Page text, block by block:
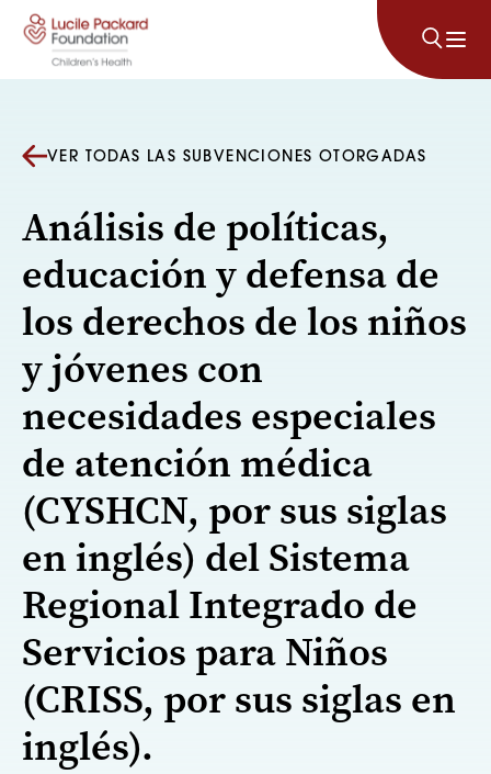
Saltar al contenido
VER TODAS LAS SUBVENCIONES OTORGADAS
Análisis de políticas,
educación y defensa de
los derechos de los niños
y jóvenes con
necesidades especiales
de atención médica
(CYSHCN, por sus siglas
en inglés) del Sistema
Regional Integrado de
Servicios para Niños
(CRISS, por sus siglas en
inglés).